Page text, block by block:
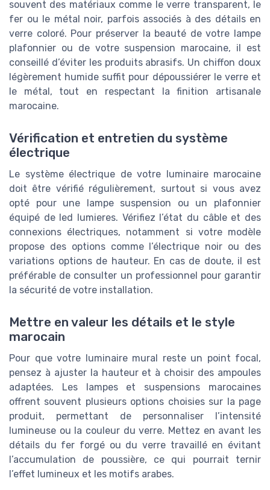
souvent des matériaux comme le verre transparent, le
fer ou le métal noir, parfois associés à des détails en
verre coloré. Pour préserver la beauté de votre lampe
plafonnier ou de votre suspension marocaine, il est
conseillé d’éviter les produits abrasifs. Un chiffon doux
légèrement humide suffit pour dépoussiérer le verre et
le métal, tout en respectant la finition artisanale
marocaine.
Vérification et entretien du système
électrique
Le système électrique de votre luminaire marocaine
doit être vérifié régulièrement, surtout si vous avez
opté pour une lampe suspension ou un plafonnier
équipé de led lumieres. Vérifiez l’état du câble et des
connexions électriques, notamment si votre modèle
propose des options comme l’électrique noir ou des
variations options de hauteur. En cas de doute, il est
préférable de consulter un professionnel pour garantir
la sécurité de votre installation.
Mettre en valeur les détails et le style
marocain
Pour que votre luminaire mural reste un point focal,
pensez à ajuster la hauteur et à choisir des ampoules
adaptées. Les lampes et suspensions marocaines
offrent souvent plusieurs options choisies sur la page
produit, permettant de personnaliser l’intensité
lumineuse ou la couleur du verre. Mettez en avant les
détails du fer forgé ou du verre travaillé en évitant
l’accumulation de poussière, ce qui pourrait ternir
l’effet lumineux et les motifs arabes.